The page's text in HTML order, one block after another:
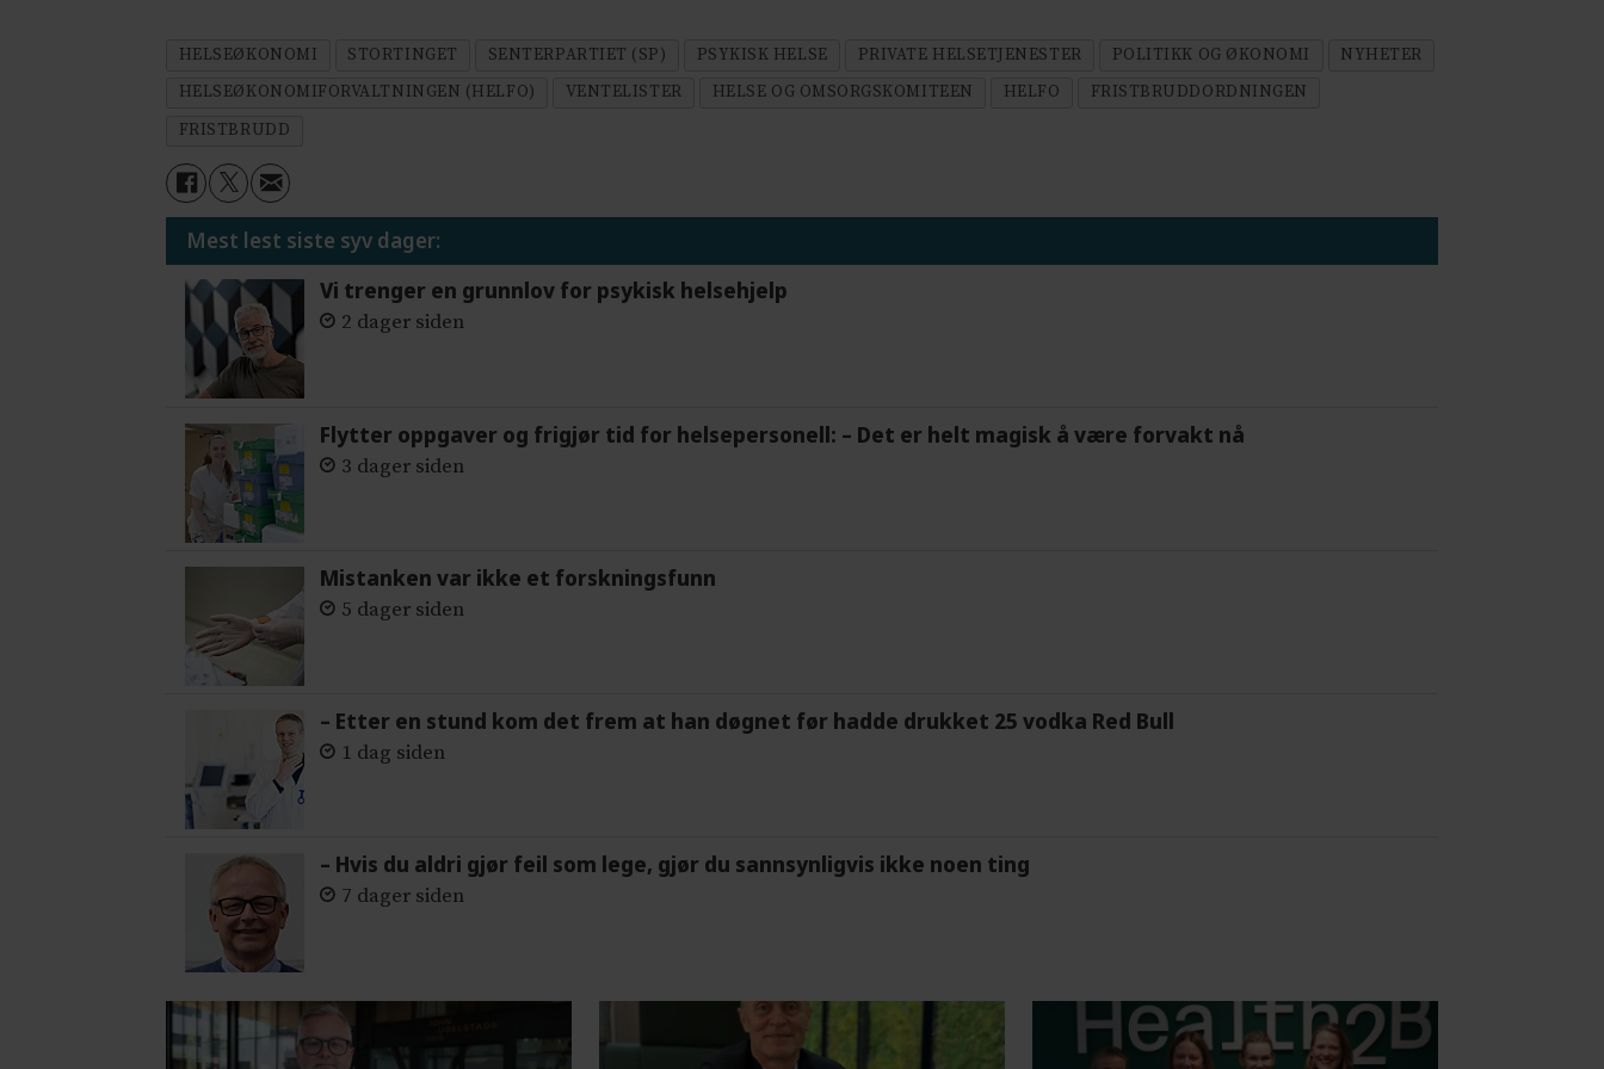
HELSEØKONOMI STORTINGET SENTERPARTIET (SP) PSYKISK HELSE PRIVATE HELSETJENESTER POLITIKK OG ØKONOMI
NYHETER
HELSEØKONOMIFORVALTNINGEN (HELFO)
VENTELISTER HELSE OG OMSORGSKOMITEEN HELFO
FRISTBRUDDORDNINGEN
FRISTBRUDD
Mest lest siste syv dager:
Vi trenger en grunnlov for psykisk helsehjelp
2 dager siden
Flytter oppgaver og frigjør tid for helsepersonell: – Det er helt magisk å være forvakt nå
3 dager siden
Mistanken var ikke et forskningsfunn
5 dager siden
– Etter en stund kom det frem at han døgnet før hadde drukket 25 vodka Red Bull
1 dag siden
– Hvis du aldri gjør feil som lege, gjør du sannsynligvis ikke noen ting
7 dager siden